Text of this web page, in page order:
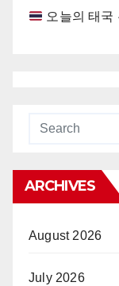
오늘의 태국
ARCHIVES
August 2026
July 2026